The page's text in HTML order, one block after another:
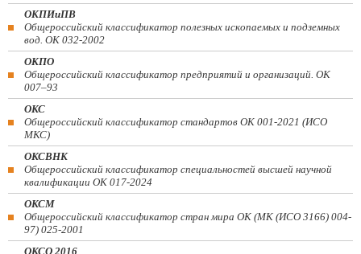
ОКПИиПВ
Общероссийский классификатор полезных ископаемых и подземных
вод. ОК 032-2002
ОКПО
Общероссийский классификатор предприятий и организаций. ОК
007–93
ОКС
Общероссийский классификатор стандартов ОК 001-2021 (ИСО
МКС)
ОКСВНК
Общероссийский классификатор специальностей высшей научной
квалификации ОК 017-2024
ОКСМ
Общероссийский классификатор стран мира ОК (МК (ИСО 3166) 004-
97) 025-2001
ОКСО 2016